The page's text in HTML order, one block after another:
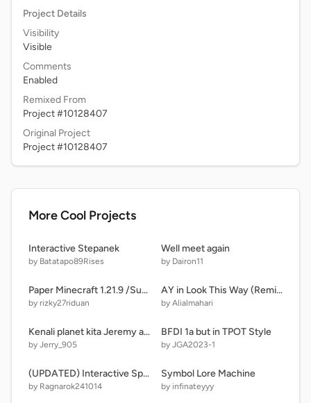
Project Details
Visibility
Visible
Comments
Enabled
Remixed From
Project #10128407
Original Project
Project #10128407
More Cool Projects
Interactive Stepanek
by Batatapo89Rises
Well meet again
by Dairon11
Paper Minecraft 1.21.9 /Sushi Update /
by rizky27riduan
AY in Look This Way (Remix 16, 35 Players)
by Alialmahari
Kenali planet kita Jeremy arianto 7.3 11
by Jerry_905
BFDI 1a but in TPOT Style
by JGA2023-1
(UPDATED) Interactive Spanish Alphabet Lore remix-2
by Ragnarok241014
Symbol Lore Machine
by infinateyyy